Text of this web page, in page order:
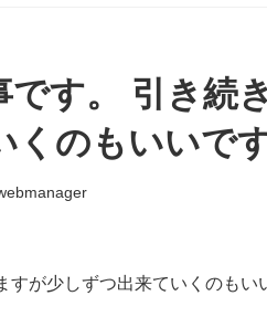
です。 引き続
くのもいいで
すが少しずつ出来てい くのもい